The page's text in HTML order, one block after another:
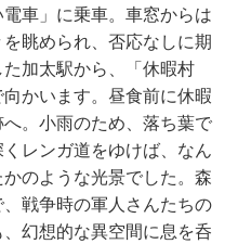
車」に乗車。車窓からは
眺められ、否応なしに期
加太駅から、「休暇村
かいます。昼食前に休暇
。小雨のため、落ち葉で
レンガ道をゆけば、なん
のような光景でした。森
戦争時の軍人さんたちの
幻想的な異空間に息を呑